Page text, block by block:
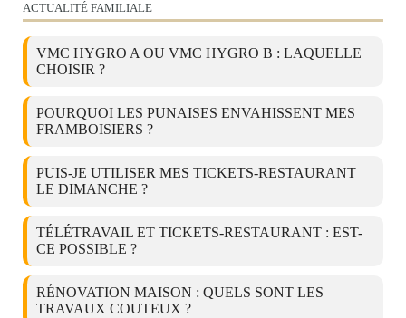
ACTUALITÉ FAMILIALE
VMC HYGRO A OU VMC HYGRO B : LAQUELLE
CHOISIR ?
POURQUOI LES PUNAISES ENVAHISSENT MES
FRAMBOISIERS ?
PUIS-JE UTILISER MES TICKETS-RESTAURANT
LE DIMANCHE ?
TÉLÉTRAVAIL ET TICKETS-RESTAURANT : EST-
CE POSSIBLE ?
RÉNOVATION MAISON : QUELS SONT LES
TRAVAUX COUTEUX ?